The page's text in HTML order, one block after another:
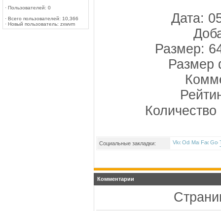
· Пользователей: 0
· Всего пользователей: 10,366
· Новый пользователь: zxwvm
Дата:
Размер:
Размер
Социальные закладки:
Комментарии